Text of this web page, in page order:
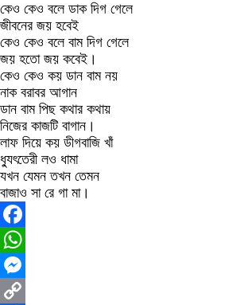
কেও কেও বলে ডাক দিগ গেলে
জীবনের জয় হবেই
কেও কেও বলে বাম দিগ গেলে
জয় হতো জয় কবেই।
কেও কেও কয় ডান বাম নয়
নাক বরাবর আগান
ডান বাম পিছ কথার কথায়
নিজের কাজটি বাগান।
লাফ দিয়ে কয় ডীগবাজি খাঁ
ধ্যুৎতেরী লও ধামা
যখন যেমন তখন তেমন
বাজাও সা রে গা মা।
Facebook
WhatsApp
Messenger